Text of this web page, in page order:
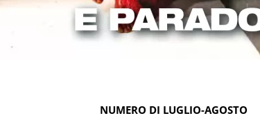
NUMERO DI LUGLIO-AGOSTO